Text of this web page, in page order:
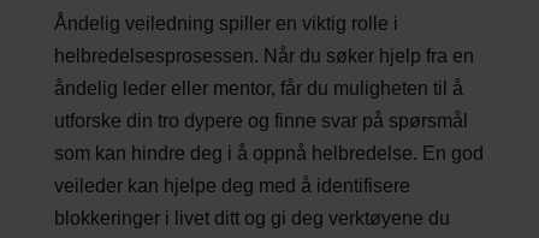
Åndelig veiledning spiller en viktig rolle i
helbredelsesprosessen. Når du søker hjelp fra en
åndelig leder eller mentor, får du muligheten til å
utforske din tro dypere og finne svar på spørsmål
som kan hindre deg i å oppnå helbredelse. En god
veileder kan hjelpe deg med å identifisere
blokkeringer i livet ditt og gi deg verktøyene du